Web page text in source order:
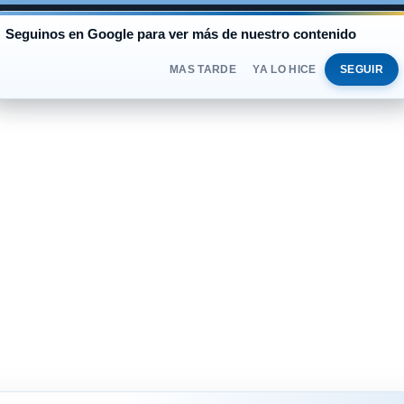
DOLAR BLUE$1.530OFICIAL $1.520 JUEVES
Seguinos en Google para ver más de nuestro contenido
MAS TARDE YA LO HICE SEGUIR